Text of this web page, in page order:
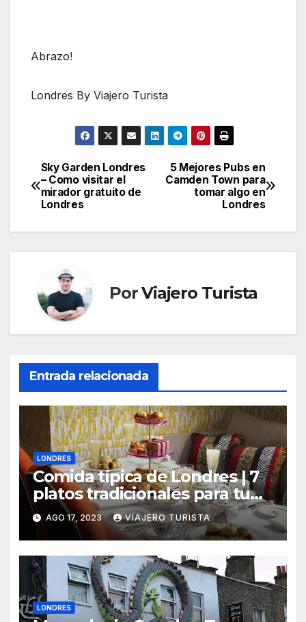
Abrazo!
Londres By Viajero Turista
Navegación
de
entradas
5 Mejores Pubs en
Camden Town para
tomar algo en
Londres
Sky Garden Londres
– Como visitar el
mirador gratuito de
Londres
PorViajero Turista
Entrada relacionada
LONDRES
Comida típica de Londres | 7
platos tradicionales para tu
viaje
AGO 17, 2023 VIAJERO TURISTA
LONDRES